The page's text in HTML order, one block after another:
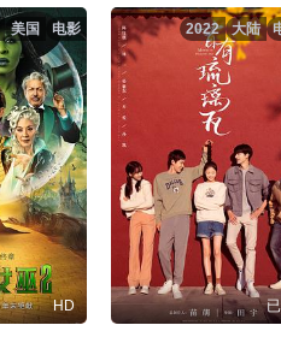
电影
美国
HD
大陆
2022